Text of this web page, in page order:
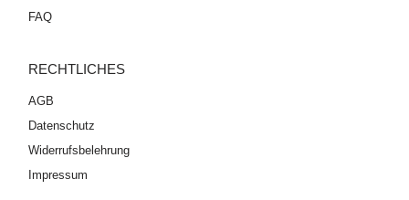
FAQ
RECHTLICHES
AGB
Datenschutz
Widerrufsbelehrung
Impressum